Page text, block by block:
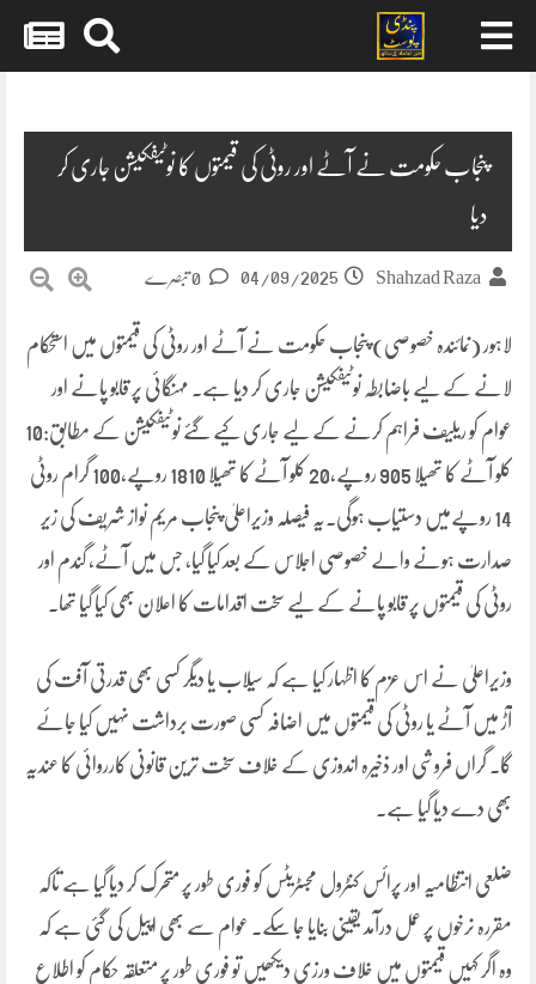
پنجاب حکومت نے آٹے اور روٹی کی قیمتوں کا نوٹیفکیشن جاری کر
دیا
Shahzad Raza
04/09/2025
لاہور (نمائندہ خصوصی) پنجاب حکومت نے آٹے اور روٹی کی قیمتوں میں استحکام
لانے کے لیے باضابطہ نوٹیفکیشن جاری کر دیا ہے۔ مہنگائی پر قابو پانے اور
عوام کو ریلیف فراہم کرنے کے لیے جاری کیے گئے نوٹیفکیشن کے مطابق:10
کلو آٹے کا تھیلا 905 روپے,20 کلو آٹے کا تھیلا 1810 روپے,100 گرام روٹی
14 روپےمیں دستیاب ہوگی۔یہ فیصلہ وزیراعلیٰ پنجاب مریم نواز شریف کی زیر
صدارت ہونے والے خصوصی اجلاس کے بعد کیا گیا، جس میں آٹے، گندم اور
روٹی کی قیمتوں پر قابو پانے کے لیے سخت اقدامات کا اعلان بھی کیا گیا تھا۔
وزیراعلیٰ نے اس عزم کا اظہار کیا ہے کہ سیلاب یا دیگر کسی بھی قدرتی آفت کی
آڑ میں آٹے یا روٹی کی قیمتوں میں اضافہ کسی صورت برداشت نہیں کیا جائے
گا۔ گراں فروشی اور ذخیرہ اندوزی کے خلاف سخت ترین قانونی کارروائی کا عندیہ
بھی دے دیا گیا ہے۔
ضلعی انتظامیہ اور پرائس کنٹرول مجسٹریٹس کو فوری طور پر متحرک کر دیا گیا ہے تاکہ
مقررہ نرخوں پر عمل درآمد یقینی بنایا جا سکے۔ عوام سے بھی اپیل کی گئی ہے کہ
وہ اگر کہیں قیمتوں میں خلاف ورزی دیکھیں تو فوری طور پر متعلقہ حکام کو اطلاع